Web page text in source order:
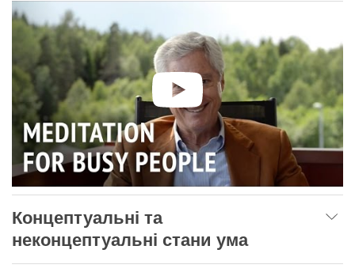
Концептуальні та
неконцептуальні стани ума